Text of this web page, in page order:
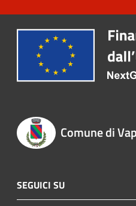
Comune di
SEGUICI SU